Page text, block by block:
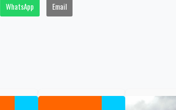
WhatsApp Email